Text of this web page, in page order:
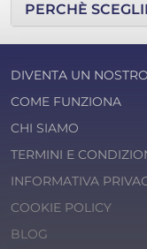
PERCHÈ
DIVENTA UN
COME FUNZIONA
CHI SIAMO
TERMINI E
INFORMATIVA
COOKIE POLICY
BLOG